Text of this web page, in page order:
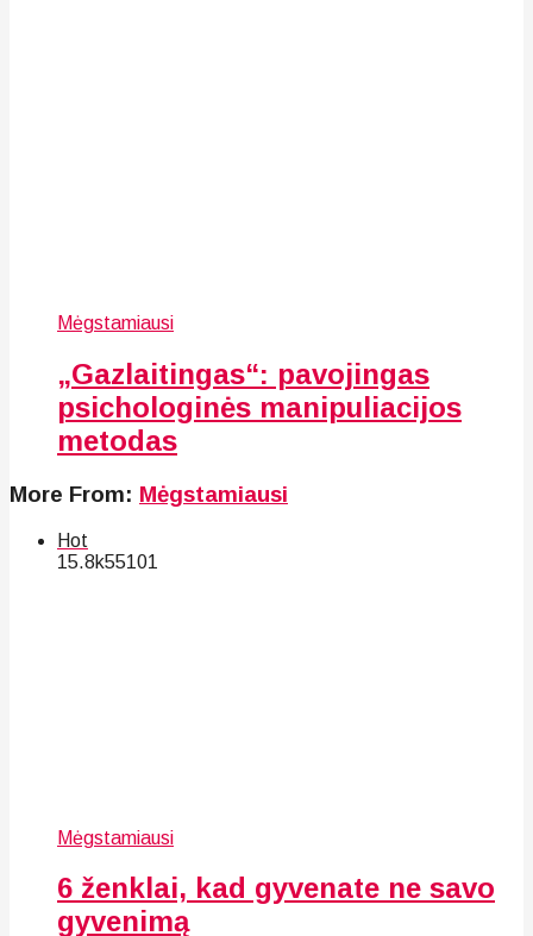
Mėgstamiausi
„Gazlaitingas“: pavojingas
psichologinės manipuliacijos
metodas
More From: Mėgstamiausi
Hot
15.8k55101
Mėgstamiausi
6 ženklai, kad gyvenate ne savo
gyvenimą